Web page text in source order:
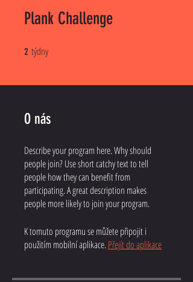
Plank Challenge
2 týdny
O nás
Describe your program here. Why should
people join? Use short catchy text to tell
people how they can benefit from
participating. A great description makes
people more likely to join your program.
K tomuto programu se můžete připojit i
použitím mobilní aplikace.Přejít do aplikace